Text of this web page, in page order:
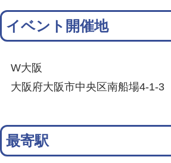
イベント開催地
W大阪
大阪府大阪市中央区南船場4-1-3
最寄駅